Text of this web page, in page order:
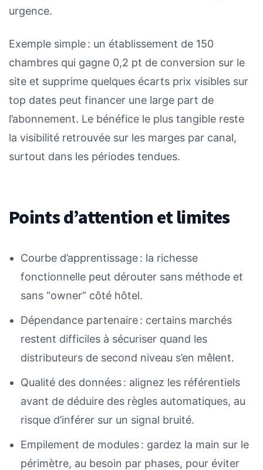
urgence.
Exemple simple : un établissement de 150
chambres qui gagne 0,2 pt de conversion sur le
site et supprime quelques écarts prix visibles sur
top dates peut financer une large part de
l’abonnement. Le bénéfice le plus tangible reste
la visibilité retrouvée sur les marges par canal,
surtout dans les périodes tendues.
Points d’attention et limites
Courbe d’apprentissage : la richesse
fonctionnelle peut dérouter sans méthode et
sans “owner” côté hôtel.
Dépendance partenaire : certains marchés
restent difficiles à sécuriser quand les
distributeurs de second niveau s’en mêlent.
Qualité des données : alignez les référentiels
avant de déduire des règles automatiques, au
risque d’inférer sur un signal bruité.
Empilement de modules : gardez la main sur le
périmètre, au besoin par phases, pour éviter